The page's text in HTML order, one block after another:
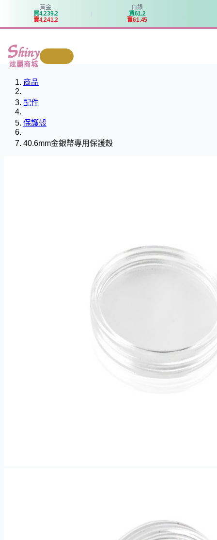
黃金
買4,239.2
賣4,241.2
白銀
買61.2
賣61.45
炫麗商城
商品
配件
保護殼
40.6mm金銀幣專用保護殼